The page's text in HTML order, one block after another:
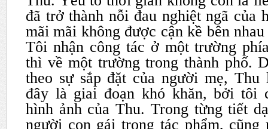
đã trở thành nỗi đau nghiệt ngã của
mãi mãi không được cận kề bên
Tôi nhận công tác ở một trường
thì về một trường trong thành phố.
theo sự sắp đặt của người mẹ,
đây là giai đoạn khó khăn, bởi tôi
hình ảnh của Thu. Trong từng tiết
người con gái trong tác phẩm, cũng